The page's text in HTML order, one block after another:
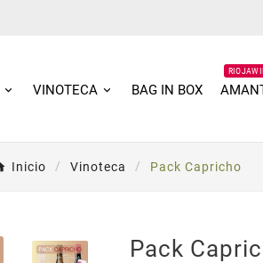
VINOTECA BAG IN BOX
Inicio Vinoteca Pack Capricho
Pack